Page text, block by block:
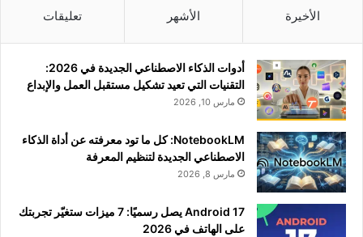
الأخيرة الأشهر تعليقات
أدوات الذكاء الاصطناعي الجديدة في 2026:
التقنيات التي تعيد تشكيل مستقبل العمل والإبداع
مارس 10, 2026
NotebookLM: كل ما تود معرفته عن أداة الذكاء
الاصطناعي الجديدة لتنظيم المعرفة
مارس 8, 2026
Android 17 يصل رسميًا: 7 ميزات ستغيّر تجربتك
على الهاتف في 2026